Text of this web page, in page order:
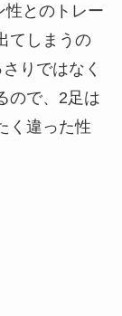
性とのトレー
てしまうの
りではなく
ので、2足は
く違った性